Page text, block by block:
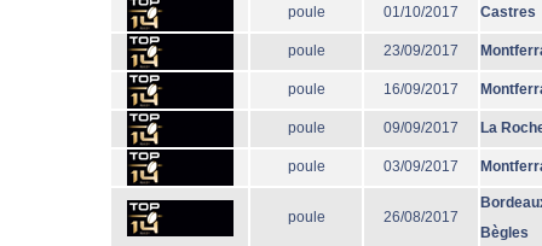
poule 01/10/2017 Castres
poule 23/09/2017
poule 16/09/2017
poule 09/09/2017 La
poule 03/09/2017
poule 26/08/2017
Bègles